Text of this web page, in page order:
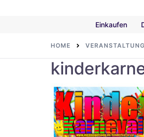
Einkaufen
HOME